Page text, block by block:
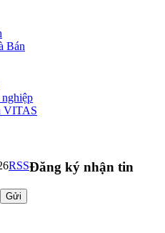
Bán
VITAS
RSSĐăng ký nhận tin